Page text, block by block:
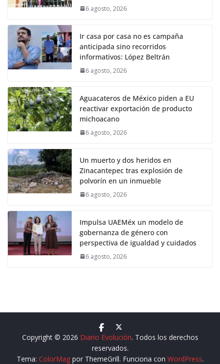
6 agosto, 2026
Ir casa por casa no es campaña
anticipada sino recorridos
informativos: López Beltrán
6 agosto, 2026
Aguacateros de México piden a EU
reactivar exportación de producto
michoacano
6 agosto, 2026
Un muerto y dos heridos en
Zinacantepec tras explosión de
polvorín en un inmueble
6 agosto, 2026
Impulsa UAEMéx un modelo de
gobernanza de género con
perspectiva de igualdad y cuidados
6 agosto, 2026
Copyright © 2026 Diario Evolución. Todos los derechos
reservados.
Tema: ColorMagpor ThemeGrill. Funciona con WordPress.